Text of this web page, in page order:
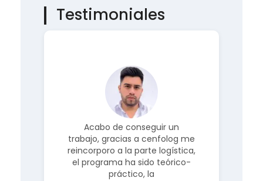
Testimoniales
Acabo de conseguir un
trabajo, gracias a cenfolog me
reincorporo a la parte logística,
el programa ha sido teórico-
práctico, la